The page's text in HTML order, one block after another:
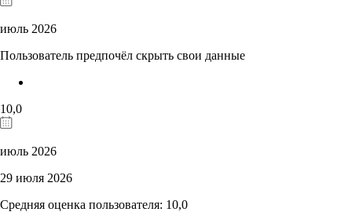
июль 2026
Пользователь предпочёл скрыть свои данные
10,0
июль 2026
29 июля 2026
Средняя оценка пользователя: 10,0